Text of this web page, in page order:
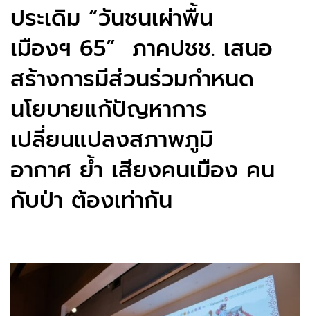
ประเดิม “วันชนเผ่าพื้น
เมืองฯ 65” ภาคปชช. เสนอ
สร้างการมีส่วนร่วมกำหนด
นโยบายแก้ปัญหาการ
เปลี่ยนแปลงสภาพภูมิ
อากาศ ย้ำ เสียงคนเมือง คน
กับป่า ต้องเท่ากัน